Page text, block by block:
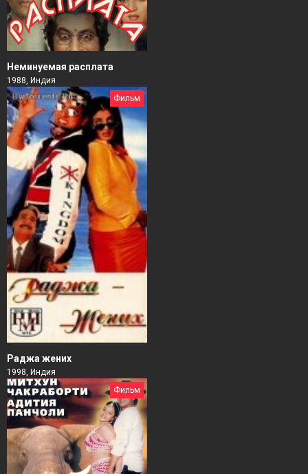
Неминуемая расплата
1988, Индия
Фильм
Раджа жених
1998, Индия
Фильм